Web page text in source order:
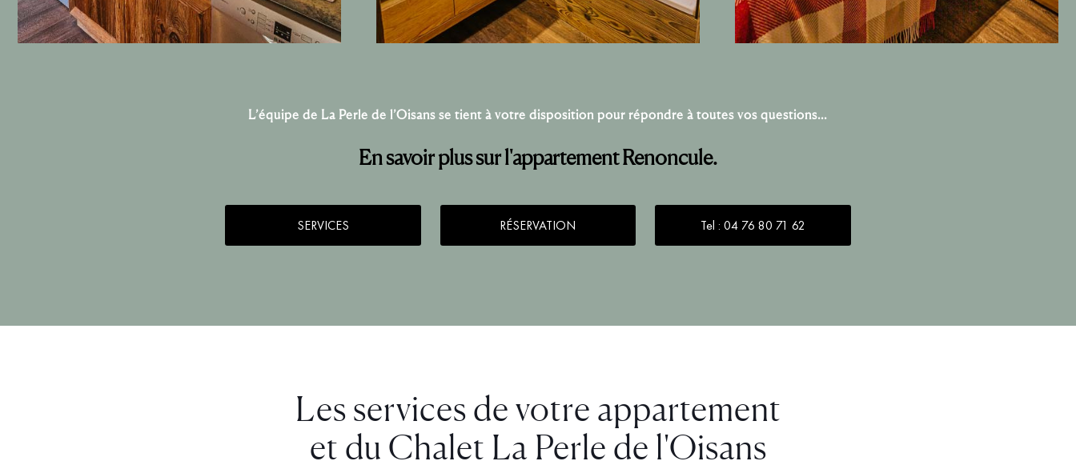
L’équipe de La Perle de l’Oisans se tient à votre disposition pour répondre à toutes vos questions…
En savoir plus sur l'appartement Renoncule.
SERVICES RÉSERVATION Tel : 04 76 80 71 62
Les services de votre appartement
et du Chalet La Perle de l'Oisans